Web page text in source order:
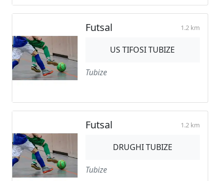
Futsal 1.2 km
US TIFOSI TUBIZE
Tubize
Futsal 1.2 km
DRUGHI TUBIZE
Tubize